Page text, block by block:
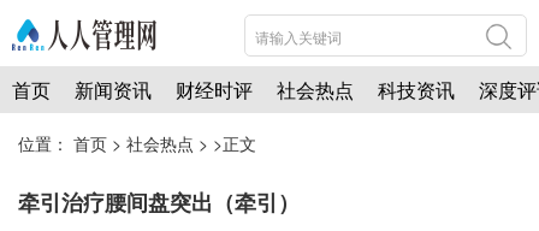
首页 新闻资讯 财经时评 社会热点 科技资讯 深度
位置： 首页 > 社会热点 > >正文
牵引治疗腰间盘突出（牵引）